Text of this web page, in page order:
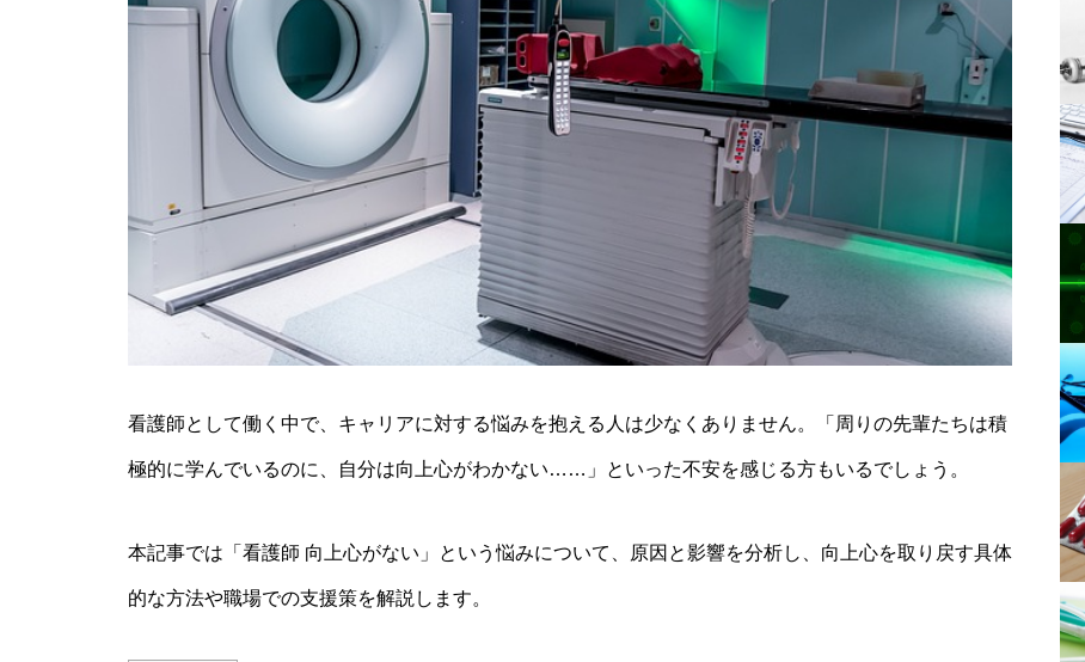
看護師として働く中で、キャリアに対する悩みを抱える人は少なくありません。「周りの先輩たちは積
極的に学んでいるのに、自分は向上心がわかない……」といった不安を感じる方もいるでしょう。
本記事では「看護師 向上心がない」という悩みについて、原因と影響を分析し、向上心を取り戻す具体
的な方法や職場での支援策を解説します。